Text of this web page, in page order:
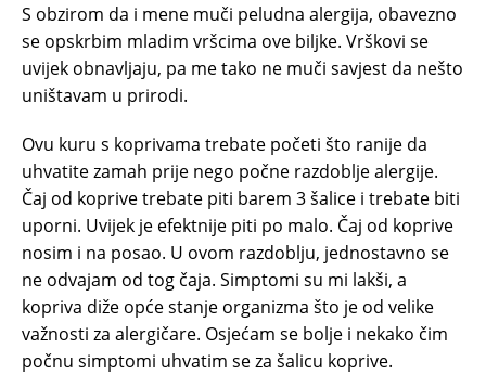
S obzirom da i mene muči peludna alergija, obavezno
se opskrbim mladim vršcima ove biljke. Vrškovi se
uvijek obnavljaju, pa me tako ne muči savjest da nešto
uništavam u prirodi.
Ovu kuru s koprivama trebate početi što ranije da
uhvatite zamah prije nego počne razdoblje alergije.
Čaj od koprive trebate piti barem 3 šalice i trebate biti
uporni. Uvijek je efektnije piti po malo. Čaj od koprive
nosim i na posao. U ovom razdoblju, jednostavno se
ne odvajam od tog čaja. Simptomi su mi lakši, a
kopriva diže opće stanje organizma što je od velike
važnosti za alergičare. Osjećam se bolje i nekako čim
počnu simptomi uhvatim se za šalicu koprive.